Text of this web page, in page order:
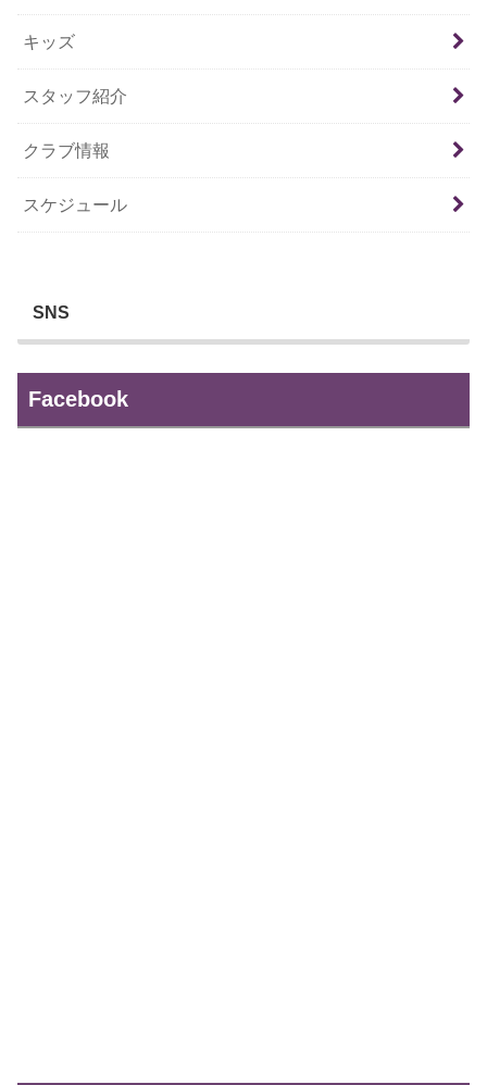
キッズ
スタッフ紹介
クラブ情報
スケジュール
SNS
Facebook